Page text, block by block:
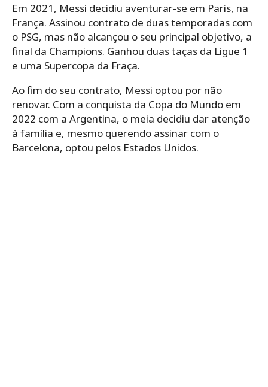
Em 2021, Messi decidiu aventurar-se em Paris, na
França. Assinou contrato de duas temporadas com
o PSG, mas não alcançou o seu principal objetivo, a
final da Champions. Ganhou duas taças da Ligue 1
e uma Supercopa da Fraça.
Ao fim do seu contrato, Messi optou por não
renovar. Com a conquista da Copa do Mundo em
2022 com a Argentina, o meia decidiu dar atenção
à família e, mesmo querendo assinar com o
Barcelona, optou pelos Estados Unidos.